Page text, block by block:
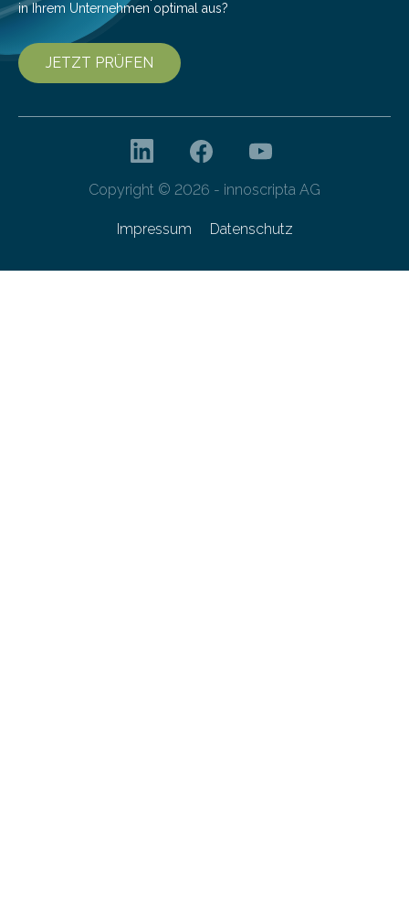
in Ihrem Unternehmen optimal aus?
JETZT PRÜFEN
Copyright © 2026 - innoscripta AG
Impressum Datenschutz